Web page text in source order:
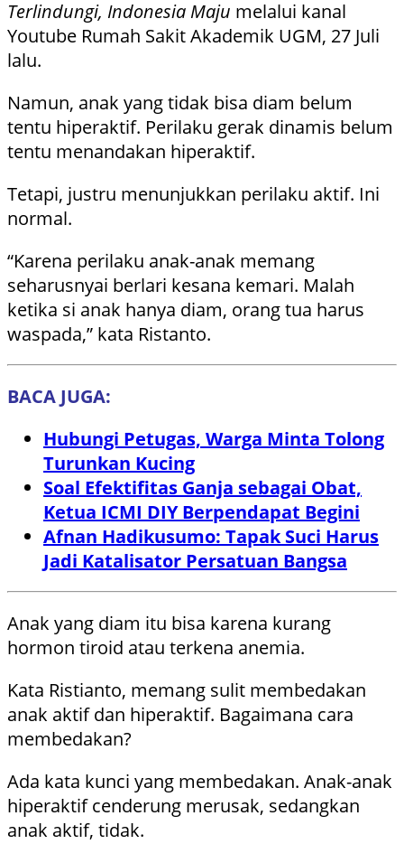
Terlindungi, Indonesia Maju melalui kanal
Youtube Rumah Sakit Akademik UGM, 27 Juli
lalu.
Namun, anak yang tidak bisa diam belum
tentu hiperaktif. Perilaku gerak dinamis belum
tentu menandakan hiperaktif.
Tetapi, justru menunjukkan perilaku aktif. Ini
normal.
“Karena perilaku anak-anak memang
seharusnyai berlari kesana kemari. Malah
ketika si anak hanya diam, orang tua harus
waspada,” kata Ristanto.
BACA JUGA:
Hubungi Petugas, Warga Minta Tolong
Turunkan Kucing
Soal Efektifitas Ganja sebagai Obat,
Ketua ICMI DIY Berpendapat Begini
Afnan Hadikusumo: Tapak Suci Harus
Jadi Katalisator Persatuan Bangsa
Anak yang diam itu bisa karena kurang
hormon tiroid atau terkena anemia.
Kata Ristianto, memang sulit membedakan
anak aktif dan hiperaktif. Bagaimana cara
membedakan?
Ada kata kunci yang membedakan. Anak-anak
hiperaktif cenderung merusak, sedangkan
anak aktif, tidak.